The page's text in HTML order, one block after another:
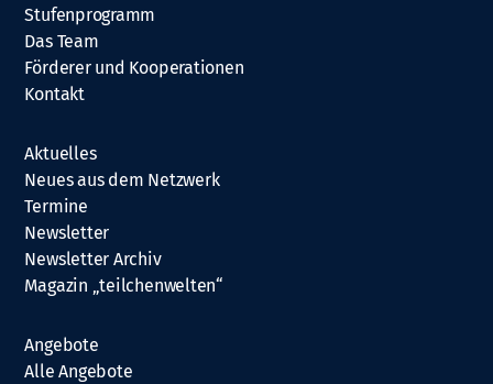
Stufenprogramm
Das Team
Förderer und Kooperationen
Kontakt
Aktuelles
Neues aus dem Netzwerk
Termine
Newsletter
Newsletter Archiv
Magazin „teilchenwelten“
Angebote
Alle Angebote